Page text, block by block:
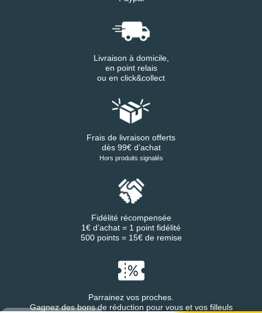
Continuer sans accepter
Livraison à domicile,
en point relais
ou en click&collect
Frais de livraison offerts
dès 99€ d’achat
Hors produits signalés
Fidélité récompensée
1€ d’achat = 1 point fidélité
500 points = 15€ de remise
Parrainez vos proches.
Gagnez des bons de réduction pour vous et vos filleuls